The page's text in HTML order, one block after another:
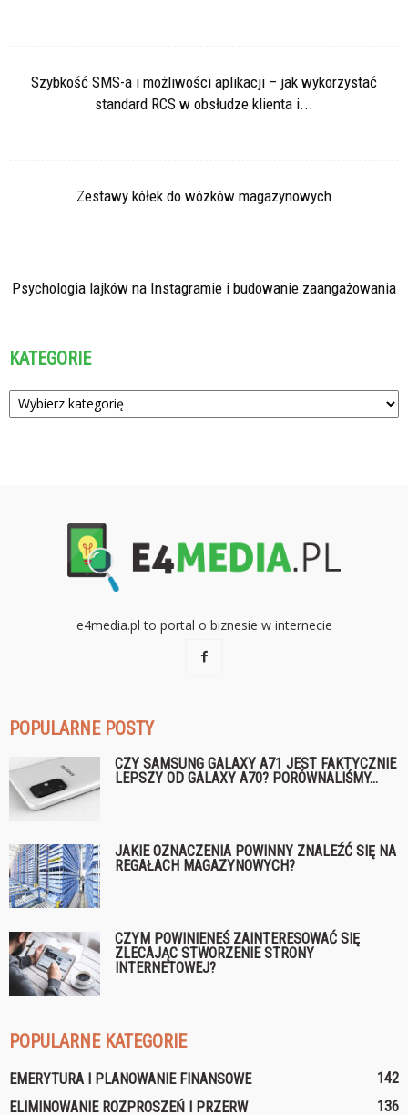
Szybkość SMS-a i możliwości aplikacji – jak wykorzystać
standard RCS w obsłudze klienta i...
Zestawy kółek do wózków magazynowych
Psychologia lajków na Instagramie i budowanie zaangażowania
KATEGORIE
Kategorie
e4media.pl to portal o biznesie w internecie
POPULARNE POSTY
CZY SAMSUNG GALAXY A71 JEST FAKTYCZNIE
LEPSZY OD GALAXY A70? PORÓWNALIŚMY...
JAKIE OZNACZENIA POWINNY ZNALEŹĆ SIĘ NA
REGAŁACH MAGAZYNOWYCH?
CZYM POWINIENEŚ ZAINTERESOWAĆ SIĘ
ZLECAJĄC STWORZENIE STRONY
INTERNETOWEJ?
POPULARNE KATEGORIE
EMERYTURA I PLANOWANIE FINANSOWE
142
ELIMINOWANIE ROZPROSZEŃ I PRZERW
136